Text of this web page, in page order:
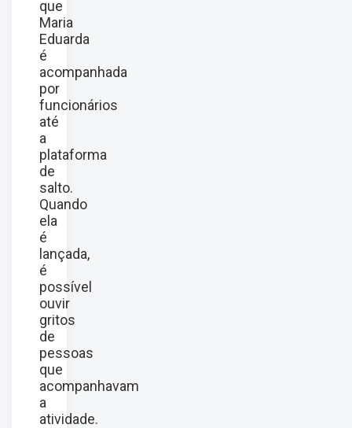
que
Maria
Eduarda
é
acompanhada
por
funcionários
até
a
plataforma
de
salto.
Quando
ela
é
lançada,
é
possível
ouvir
gritos
de
pessoas
que
acompanhavam
a
atividade.